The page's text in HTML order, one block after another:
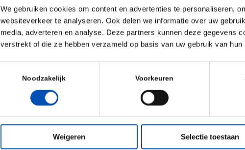
We gebruiken cookies om content en advertenties te personaliseren,
websiteverkeer te analyseren. Ook delen we informatie over uw
media, adverteren en analyse. Deze partners kunnen deze gegevens
verstrekt of die ze hebben verzameld op basis van uw gebruik van hun
Noodzakelijk Voorkeuren
Weigeren Selectie toestaan
30 September (13:00 – 14:30): Life
Sciences and Biotechnology – Towards
a healthy & sustainable recovery
REGISTRATION